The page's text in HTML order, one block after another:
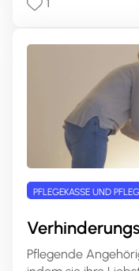
Sie alles Wichtige
und wie Sie die
1
PFLEGEKASSE UND
Pflegende